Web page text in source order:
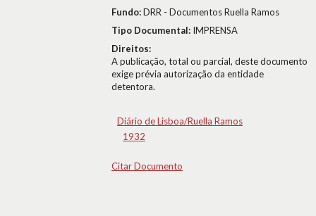
Fundo:DRR - Documentos Ruella Ramos
Tipo Documental: IMPRENSA
Direitos:
A publicação, total ou parcial, deste documento
exige prévia autorização da entidade
detentora.
Diário de Lisboa/Ruella Ramos
1932
Citar Documento